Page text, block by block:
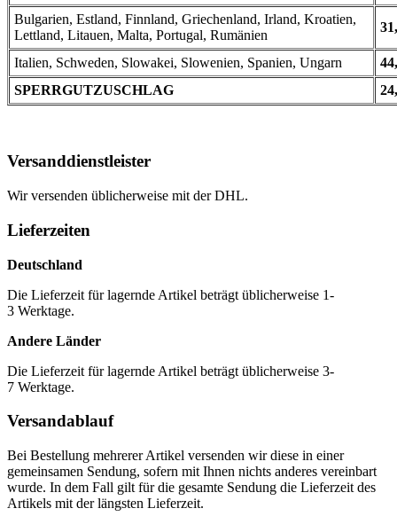
Bulgarien, Estland, Finnland, Griechenland, Irland, Kroatien,
Lettland, Litauen, Malta, Portugal, Rumänien
Italien, Schweden, Slowakei, Slowenien, Spanien, Ungarn
SPERRGUTZUSCHLAG
Versanddienstleister
Wir versenden üblicherweise mit der DHL.
Lieferzeiten
Deutschland
Die Lieferzeit für lagernde Artikel beträgt üblicherweise 1-
3 Werktage.
Andere Länder
Die Lieferzeit für lagernde Artikel beträgt üblicherweise 3-
7 Werktage.
Versandablauf
Bei Bestellung mehrerer Artikel versenden wir diese in einer
gemeinsamen Sendung, sofern mit Ihnen nichts anderes vereinbart
wurde. In dem Fall gilt für die gesamte Sendung die Lieferzeit des
Artikels mit der längsten Lieferzeit.